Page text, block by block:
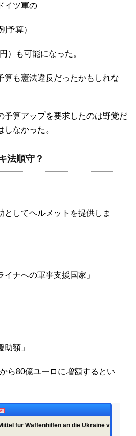
イツ軍の
予算）
）も可能になった。
算も憲法違反だったかもしれな
予算アップを要求したのは野党だ
なかった。
法順守？
としてヘルメットを提供しま
イナへの軍事支援国家」
助額」
ら80億ユーロに増額するとい
für Waffenhilfen an die Ukraine v